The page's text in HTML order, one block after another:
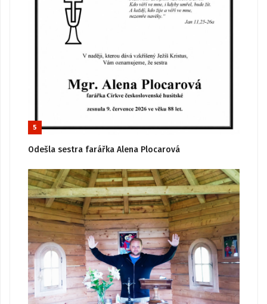
5
Odešla sestra farářka Alena Plocarová